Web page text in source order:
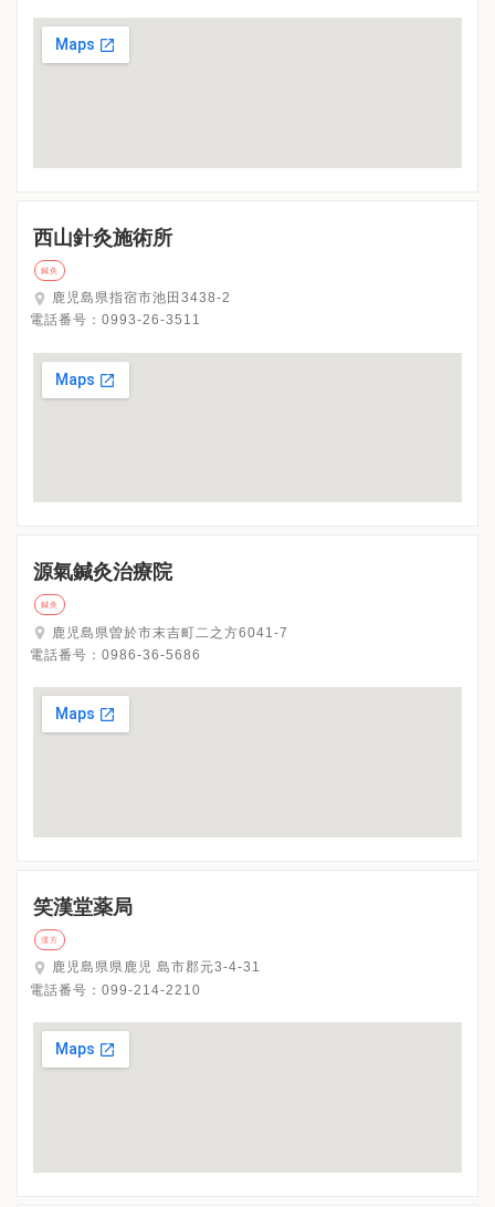
西山針灸施術所
鍼灸
鹿児島県指宿市池田3438-2
電話番号： 0993-26-3511
源氣鍼灸治療院
鍼灸
鹿児島県曽於市末吉町二之方6041-7
電話番号： 0986-36-5686
笑漢堂薬局
漢方
鹿児島県県鹿児 島市郡元3-4-31
電話番号： 099-214-2210